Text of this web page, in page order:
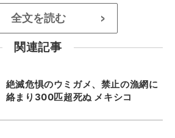
全文を読む >
関連記事
絶滅危惧のウミガメ、禁止の漁網に
絡まり300匹超死ぬ メキシコ